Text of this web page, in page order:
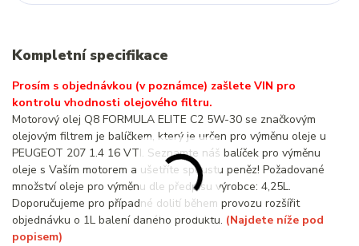
Kompletní specifikace
Prosím s objednávkou (v poznámce) zašlete VIN pro
kontrolu vhodnosti olejového filtru.
Motorový olej Q8 FORMULA ELITE C2 5W-30 se značkovým
olejovým filtrem je balíčkem, který je určen pro výměnu oleje u
PEUGEOT 207 1.4 16 VTI. Seznamte náš balíček pro výměnu
oleje s Vaším motorem a ušetříte spoustu peněz! Požadované
množství oleje pro výměnu dle předpisu výrobce: 4,25L.
Doporučujeme pro případné dolití během provozu rozšířit
objednávku o 1L balení daného produktu. (Najdete níže pod
popisem)